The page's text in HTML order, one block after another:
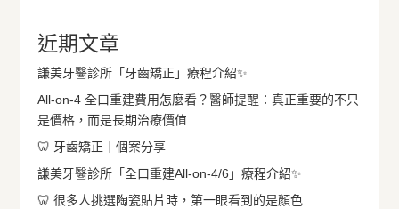
近期文章
謙美牙醫診所「牙齒矯正」療程介紹✨
All-on-4 全口重建費用怎麼看？醫師提醒：真正重要的不只
是價格，而是長期治療價值
🦷 牙齒矯正｜個案分享
謙美牙醫診所「全口重建All-on-4/6」療程介紹✨
🦷 很多人挑選陶瓷貼片時，第一眼看到的是顏色